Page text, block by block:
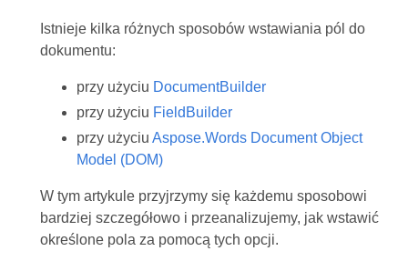
Istnieje kilka różnych sposobów wstawiania pól do
dokumentu:
przy użyciu DocumentBuilder
przy użyciu FieldBuilder
przy użyciu Aspose.Words Document Object
Model (DOM)
W tym artykule przyjrzymy się każdemu sposobowi
bardziej szczegółowo i przeanalizujemy, jak wstawić
określone pola za pomocą tych opcji.